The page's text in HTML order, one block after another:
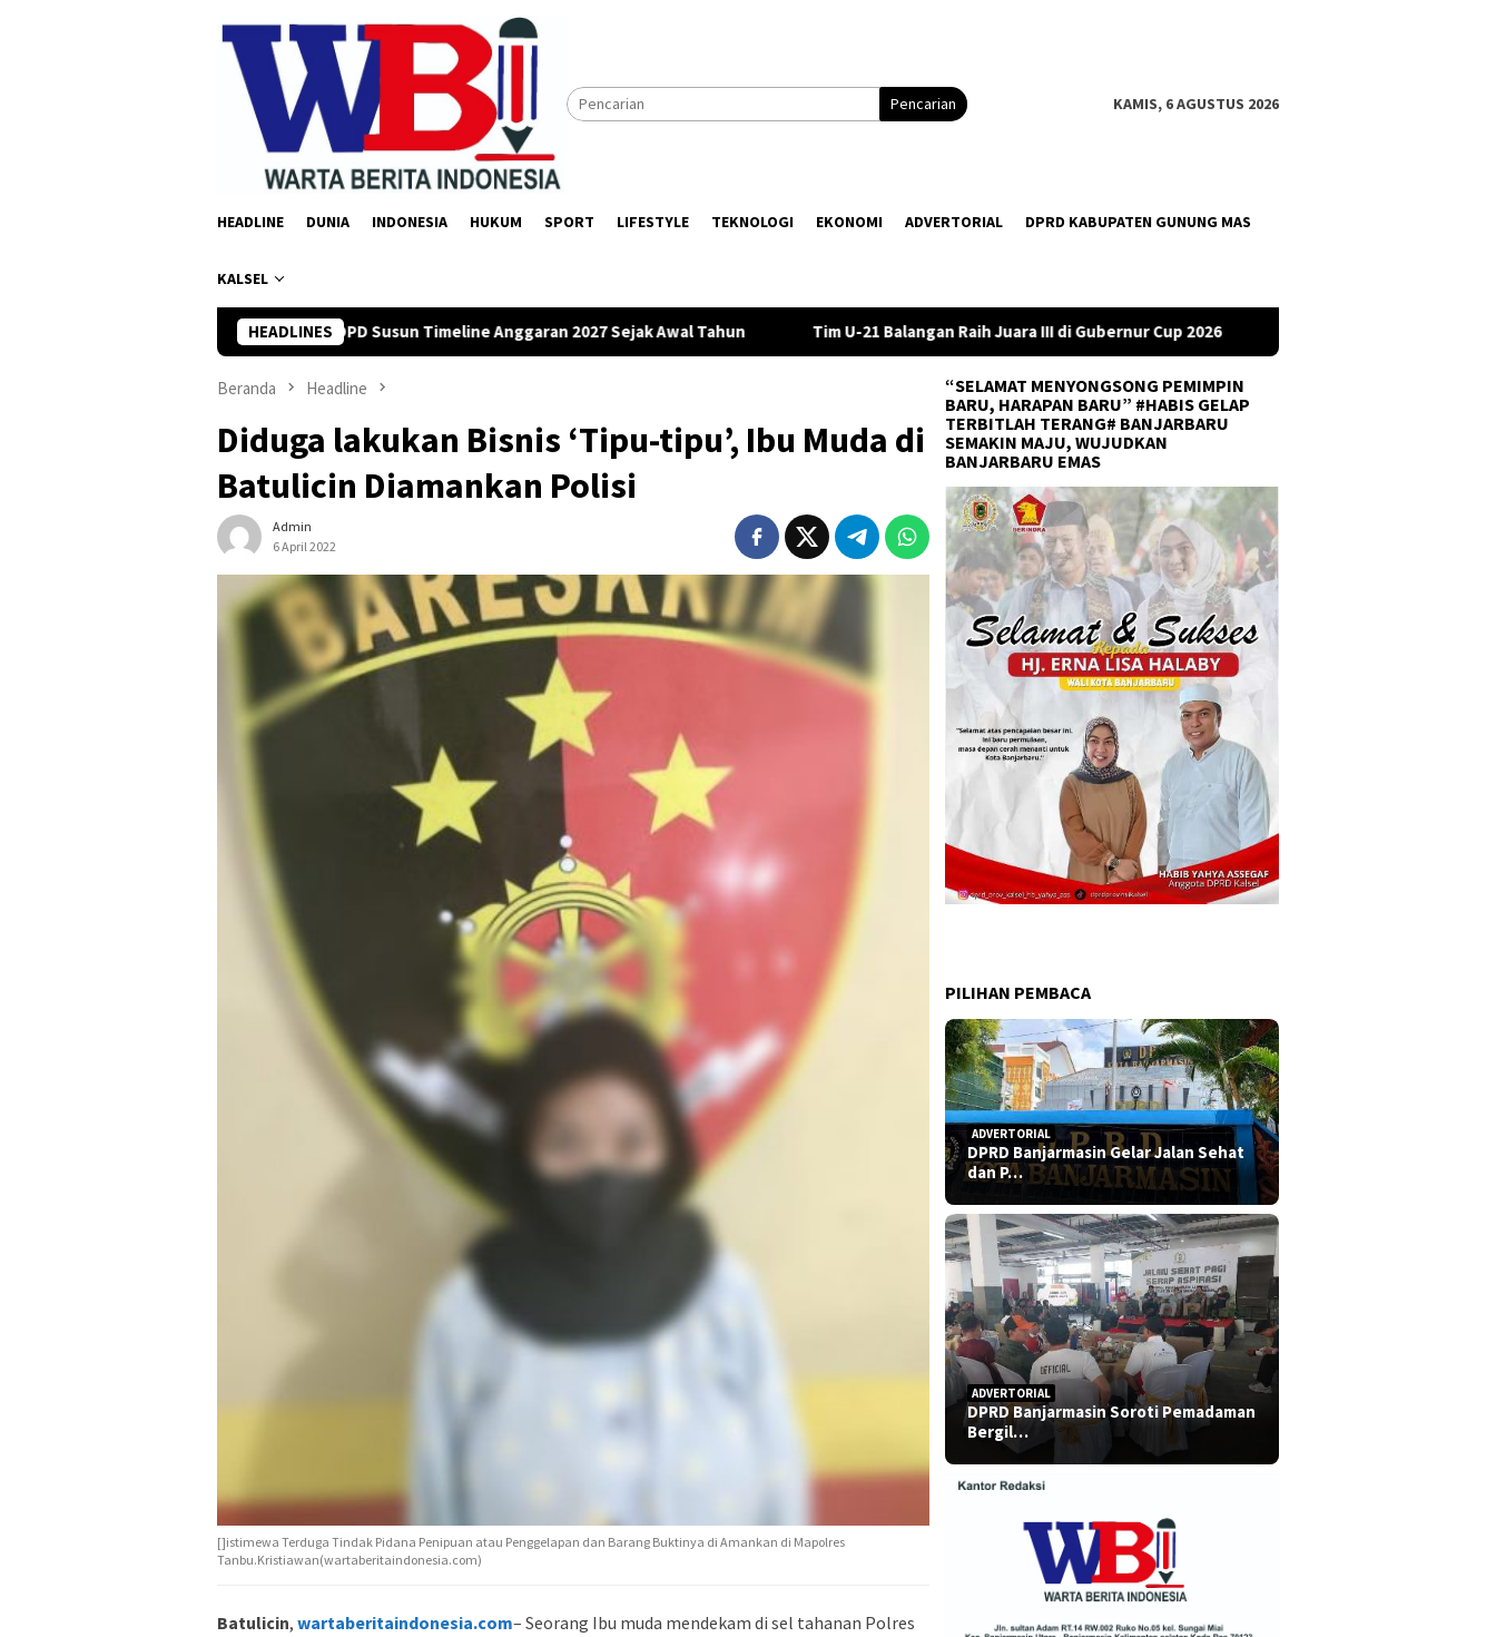
Pencarian KAMIS, 6 AGUSTUS 2026
HEADLINE DUNIA INDONESIA HUKUM SPORT LIFESTYLE TEKNOLOGI EKONOMI ADVERTORIAL DPRD KABUPATEN GUNUNG MAS
KALSEL
HEADLINES
Yusi Minta OPD Susun Timeline Anggaran 2027 Sejak Awal Tahun Tim U-21 Balangan Raih Juara III di Gubernur Cup 2026 DPRD Tanah Bumbu Desak PLN Batulicin Transparan
Beranda Headline
Diduga lakukan Bisnis ‘Tipu-tipu’, Ibu Muda di
Batulicin Diamankan Polisi
Admin
6 April 2022
[]istimewa Terduga Tindak Pidana Penipuan atau Penggelapan dan Barang Buktinya di Amankan di Mapolres
Tanbu.Kristiawan(wartaberitaindonesia.com)
Batulicin, wartaberitaindonesia.com– Seorang Ibu muda mendekam di sel tahanan Polres
“SELAMAT MENYONGSONG PEMIMPIN
BARU, HARAPAN BARU” #HABIS GELAP
TERBITLAH TERANG# BANJARBARU
SEMAKIN MAJU, WUJUDKAN
BANJARBARU EMAS
PILIHAN PEMBACA
ADVERTORIAL
DPRD Banjarmasin Gelar Jalan Sehat
dan P…
ADVERTORIAL
DPRD Banjarmasin Soroti Pemadaman
Bergil…